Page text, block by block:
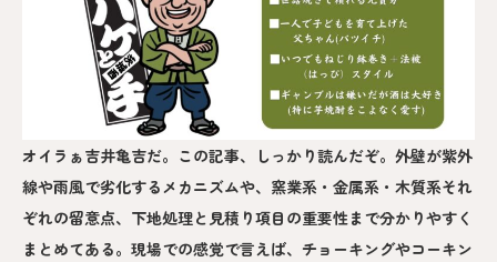
オイラぁ吉井亀吉だ。この記事、しっかり読んだぞ。外壁が紫外
線や雨風で劣化するメカニズムや、窯業系・金属系・木質系それ
ぞれの留意点、下地処理と見積り項目の重要性まで分かりやすく
まとめてある。現場での感覚で言えば、チョーキングやコーキン